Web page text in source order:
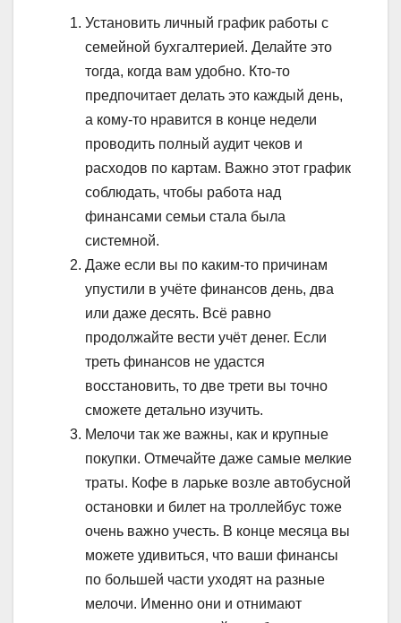
Установить личный график работы с
семейной бухгалтерией. Делайте это
тогда, когда вам удобно. Кто-то
предпочитает делать это каждый день,
а кому-то нравится в конце недели
проводить полный аудит чеков и
расходов по картам. Важно этот график
соблюдать, чтобы работа над
финансами семьи стала была
системной.
Даже если вы по каким-то причинам
упустили в учёте финансов день, два
или даже десять. Всё равно
продолжайте вести учёт денег. Если
треть финансов не удастся
восстановить, то две трети вы точно
сможете детально изучить.
Мелочи так же важны, как и крупные
покупки. Отмечайте даже самые мелкие
траты. Кофе в ларьке возле автобусной
остановки и билет на троллейбус тоже
очень важно учесть. В конце месяца вы
можете удивиться, что ваши финансы
по большей части уходят на разные
мелочи. Именно они и отнимают